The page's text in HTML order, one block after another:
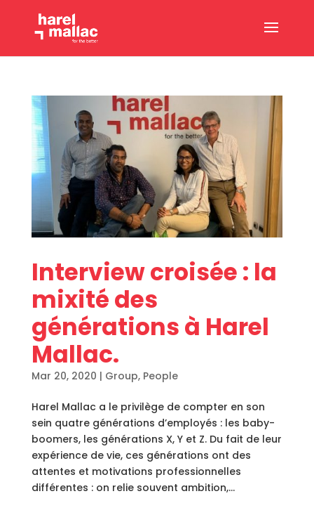
Interview croisée : la
mixité des
générations à Harel
Mallac.
Mar 20, 2020 | Group, People
Harel Mallac a le privilège de compter en son
sein quatre générations d’employés : les baby-
boomers, les générations X, Y et Z. Du fait de leur
expérience de vie, ces générations ont des
attentes et motivations professionnelles
différentes : on relie souvent ambition,...